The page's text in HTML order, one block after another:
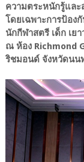
ความตระหนักรู้และ
โดยเฉพาะการป้อง
นักกีฬาสตรี เด็ก เย
ณ ห้อง Richmond
ริชมอนด์ จังหวัดนน